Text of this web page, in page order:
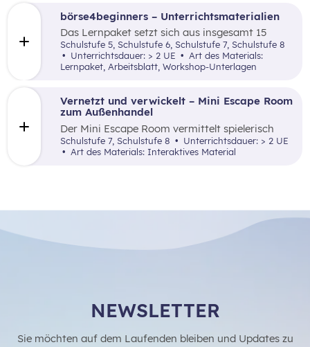
börse4beginners – Unterrichtsmaterialien
Das Lernpaket setzt sich aus insgesamt 15
Arbeitsaufträgen zusammen, welche den
Schüler:innen auf kreative, spielerische sowie
angewandte Art und Weise Grundlagenwissen
Schulstufe 5, Schulstufe 6, Schulstufe 7, Schulstufe 8
Unterrichtsdauer: > 2 UE
Art des Materials:
Lernpaket, Arbeitsblatt, Workshop-Unterlagen
Vernetzt und verwickelt – Mini Escape Room
zum Außenhandel
Der Mini Escape Room vermittelt spielerisch
Wissen über den Außenhandel, Import, Export
und Zölle desweitern lernt man erfolgreiche
Schulstufe 7, Schulstufe 8
Unterrichtsdauer: > 2 UE
Art des Materials: Interaktives Material
NEWSLETTER
Sie möchten auf dem Laufenden bleiben und Updates zu